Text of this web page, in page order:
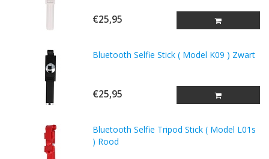
€25,95
Bluetooth Selfie Stick ( Model K09 ) Zwart
€25,95
Bluetooth Selfie Tripod Stick ( Model L01s
) Rood